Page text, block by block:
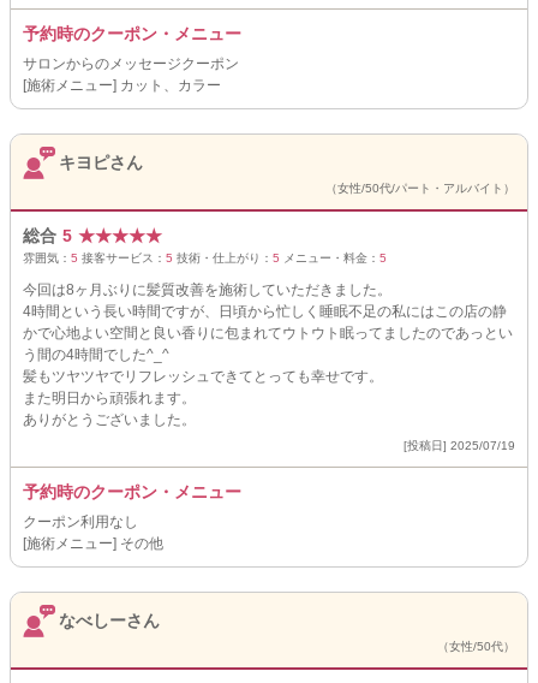
予約時のクーポン・メニュー
サロンからのメッセージクーポン
[施術メニュー] カット、カラー
キヨピさん
（女性/50代/パート・アルバイト）
総合 5 ★★★★★
雰囲気： 5 接客サービス： 5 技術・仕上がり： 5 メニュー・料金： 5
今回は8ヶ月ぶりに髪質改善を施術していただきました。
4時間という長い時間ですが、日頃から忙しく睡眠不足の私にはこの店の静
かで心地よい空間と良い香りに包まれてウトウト眠ってましたのであっとい
う間の4時間でした^_^
髪もツヤツヤでリフレッシュできてとっても幸せです。
また明日から頑張れます。
ありがとうございました。
[投稿日] 2025/07/19
予約時のクーポン・メニュー
クーポン利用なし
[施術メニュー] その他
なべしーさん
（女性/50代）